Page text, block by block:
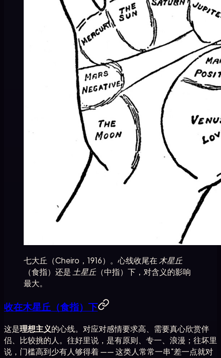
七大丘（Cheiro，1916）。心线收尾在 木星丘
（食指）还是 土星丘 （中指）下，对含义的影响
最大。
收在木星丘（食指）下
这是理想主义的心线。对应对感情要求高、需要真心欣赏伴
侣、比较挑的人。往好里说，是有原则、专一、浪漫；往坏里
说，门槛高到少有人够得着 —— 这类人常常一串"差一点就对